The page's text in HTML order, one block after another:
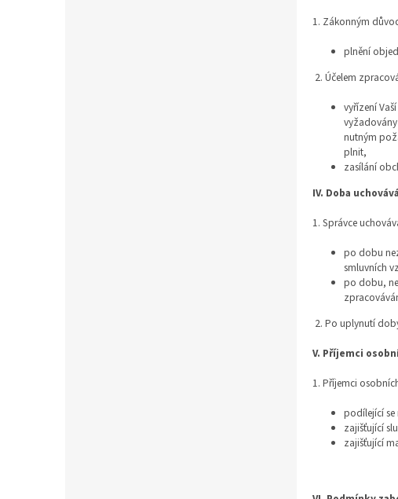
1. Zákonným
plnění
2. Účelem
vyřízení
nutným
plnit,
zasílání
IV. Doba
1. Správce
po dobu
smluvních
po dobu,
2. Po uplynutí
V. Příjemci
1. Příjemci
podílející
zajišťující
zajišťující